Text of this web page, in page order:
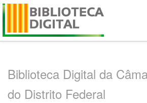
Skip
Biblioteca Digital da
do Distrito Federal